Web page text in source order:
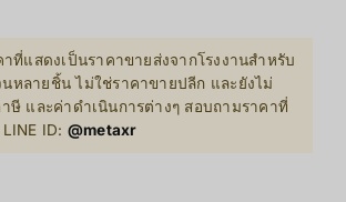
ที่แสดงเป็นราคาขายส่งจากโรงงานสำหรับ
หลายชิ้น ไม่ใช่ราคาขายปลีก และยังไม่
ษี และค่าดำเนินการต่างๆ สอบถามราคาที่
ID: @metaxr